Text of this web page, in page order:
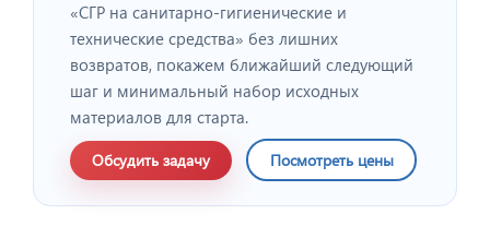
«СГР на санитарно‑гигиенические и
технические средства» без лишних
возвратов, покажем ближайший следующий
шаг и минимальный набор исходных
материалов для старта.
Обсудить задачу Посмотреть цены